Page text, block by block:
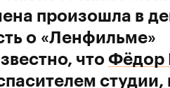
произошла в
о «Ленфильме»
чтоФёдор
студии,